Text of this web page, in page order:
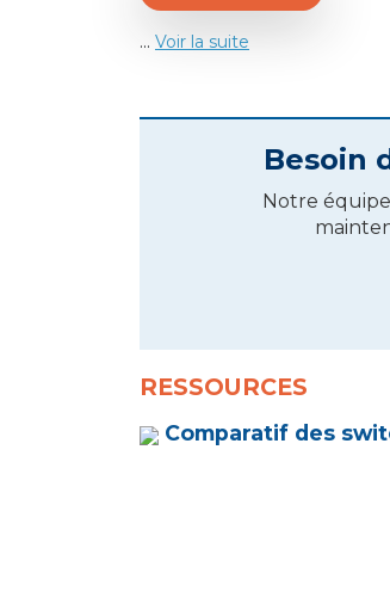
... Voir la suite
Besoin
Notre
RESSOURCES
Comparatif des